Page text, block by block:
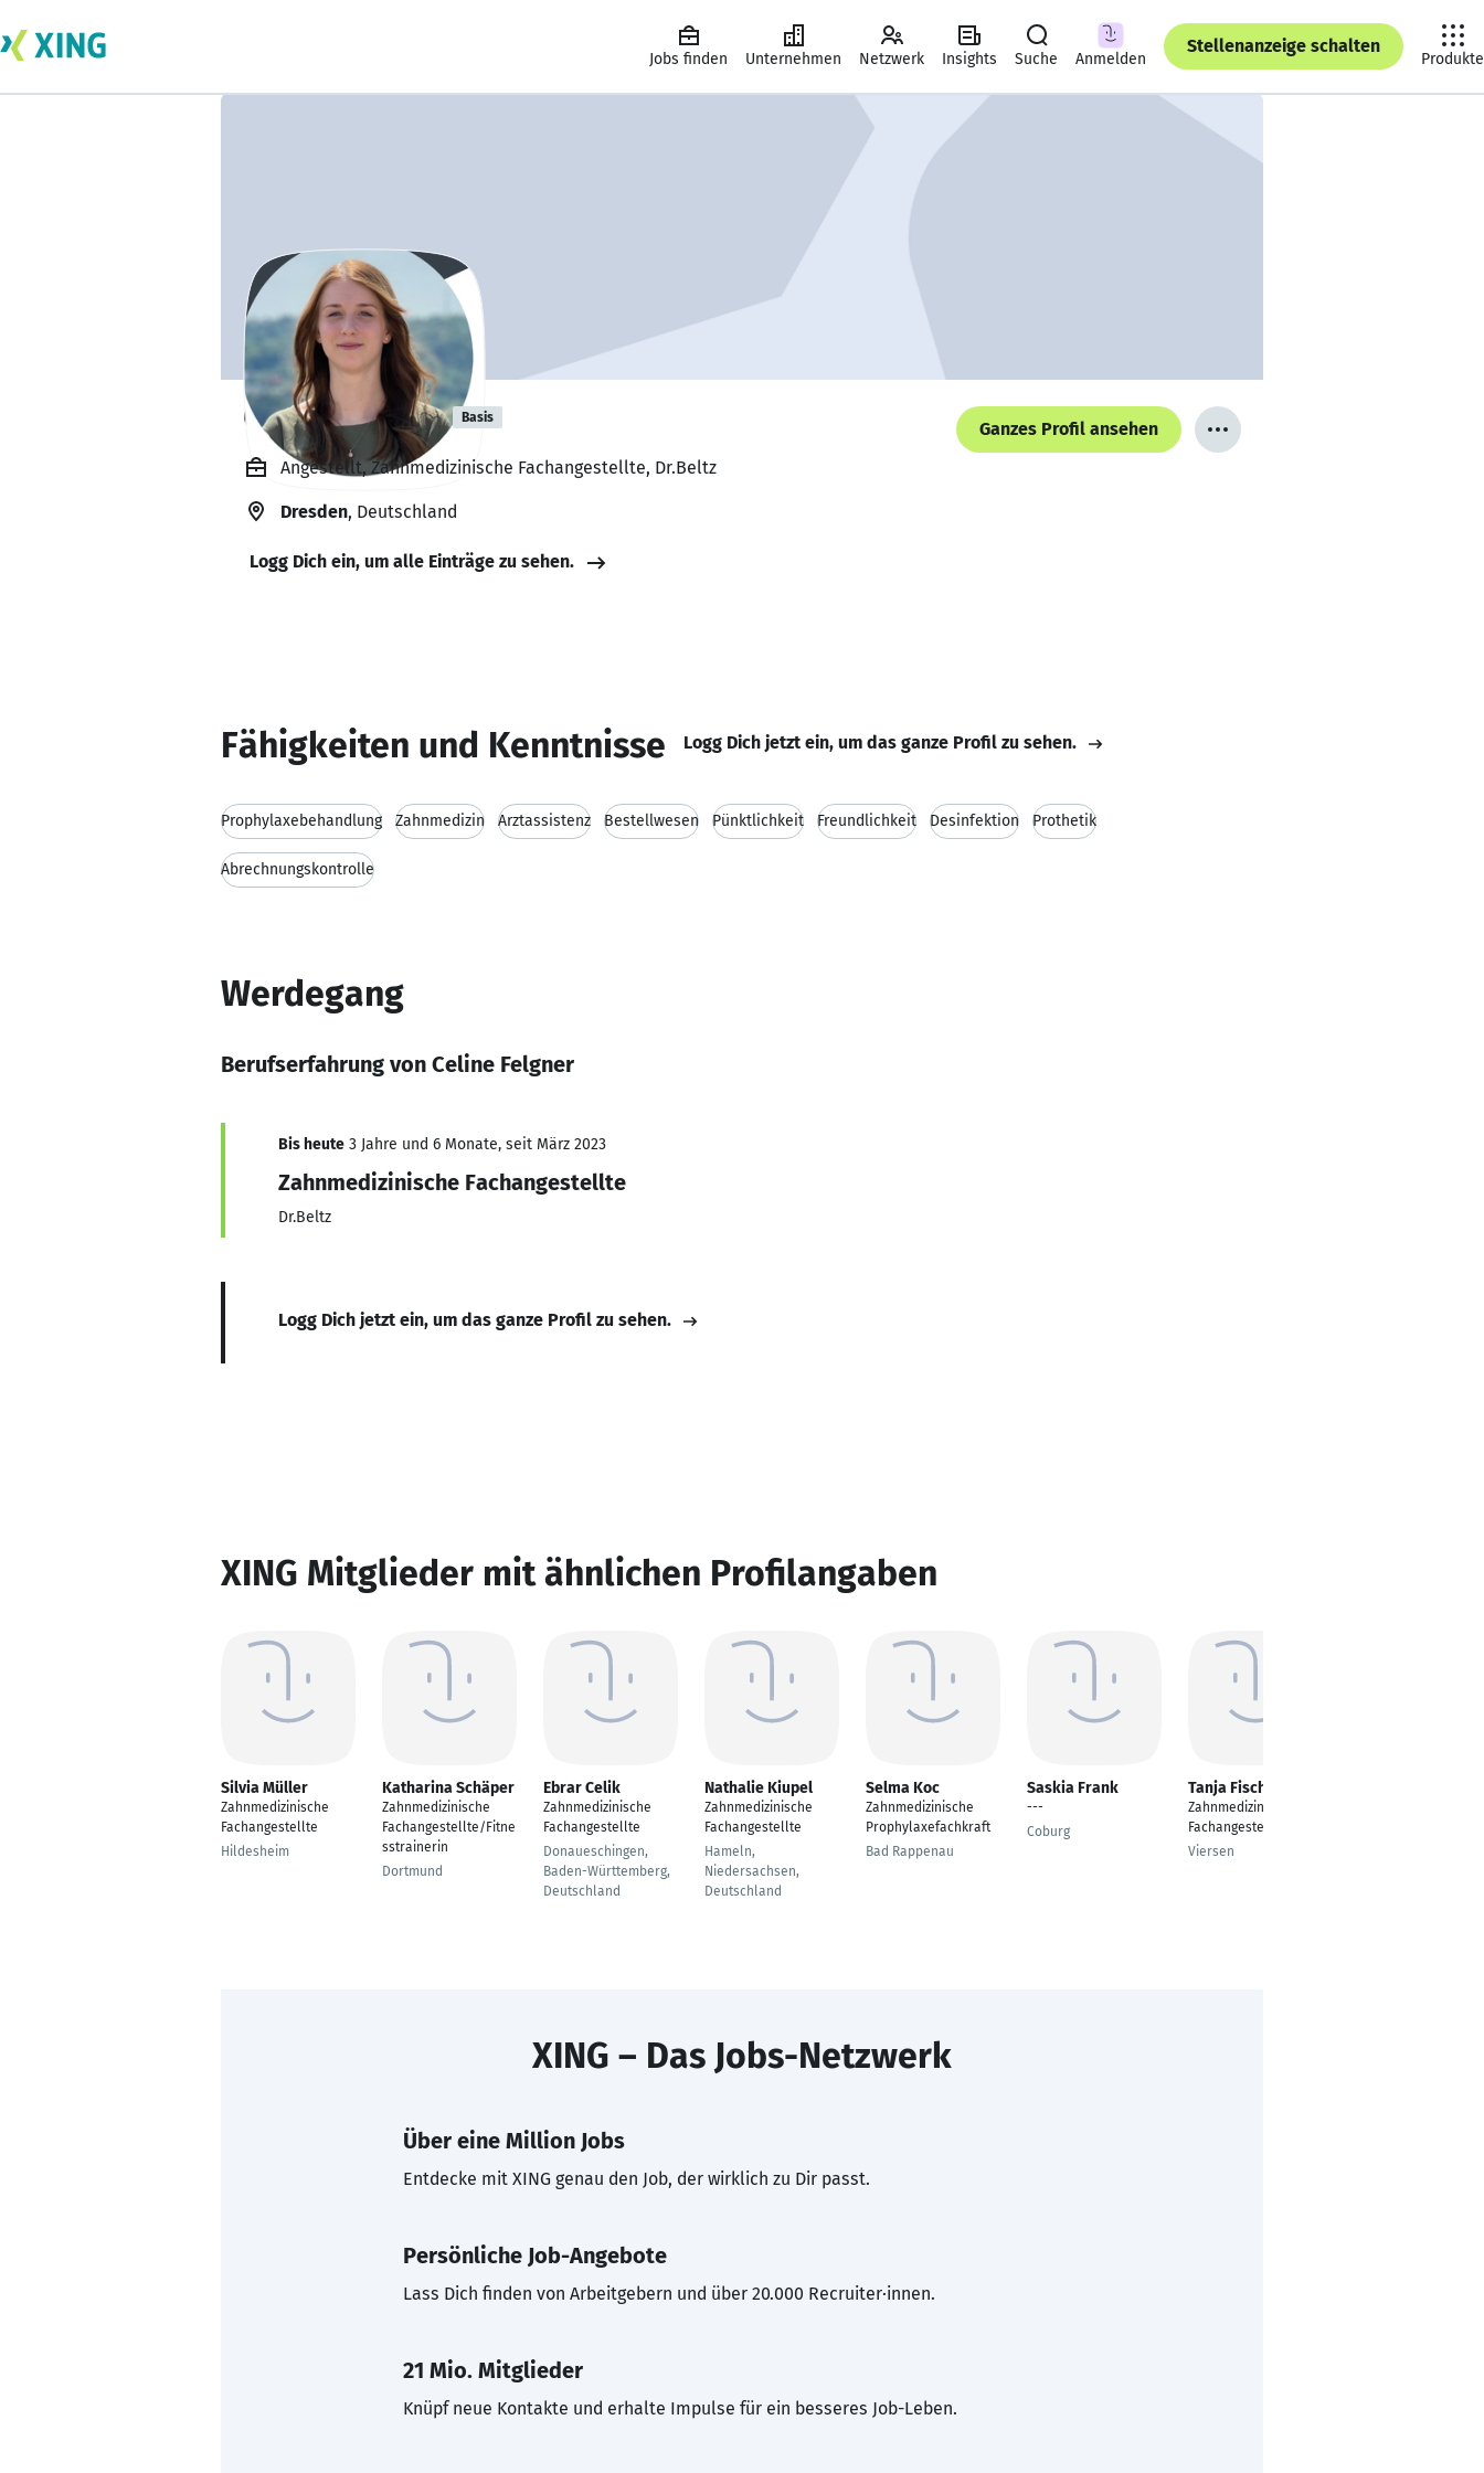
Jobs finden Unternehmen Netzwerk Insights Suche Anmelden
Stellenanzeige schalten
Produkte
Celine Felgner Basis
Ganzes Profil ansehen
Angestellt, Zahnmedizinische Fachangestellte, Dr.Beltz
Dresden, Deutschland
Logg Dich ein, um alle Einträge zu sehen.
Fähigkeiten und Kenntnisse Logg Dich jetzt ein, um das ganze Profil zu sehen.
Prophylaxebehandlung Zahnmedizin Arztassistenz Bestellwesen Pünktlichkeit Freundlichkeit Desinfektion Prothetik
Abrechnungskontrolle
Werdegang
Berufserfahrung von Celine Felgner
Bis heute 3 Jahre und 6 Monate, seit März 2023
Zahnmedizinische Fachangestellte
Dr.Beltz
Logg Dich jetzt ein, um das ganze Profil zu sehen.
XING Mitglieder mit ähnlichen Profilangaben
Silvia Müller
Zahnmedizinische
Fachangestellte
Hildesheim
Katharina Schäper
Zahnmedizinische
Fachangestellte/Fitne
sstrainerin
Dortmund
Ebrar Celik
Zahnmedizinische
Fachangestellte
Donaueschingen,
Baden-Württemberg,
Deutschland
Nathalie Kiupel
Zahnmedizinische
Fachangestellte
Hameln,
Niedersachsen,
Deutschland
Selma Koc
Zahnmedizinische
Prophylaxefachkraft
Bad Rappenau
Saskia Frank
---
Coburg
Tanja Fischer
Zahnmedizinische
Fachangestellte
Viersen
XING – Das Jobs-Netzwerk
Über eine Million Jobs
Entdecke mit XING genau den Job, der wirklich zu Dir passt.
Persönliche Job-Angebote
Lass Dich finden von Arbeitgebern und über 20.000 Recruiter·innen.
21 Mio. Mitglieder
Knüpf neue Kontakte und erhalte Impulse für ein besseres Job-Leben.